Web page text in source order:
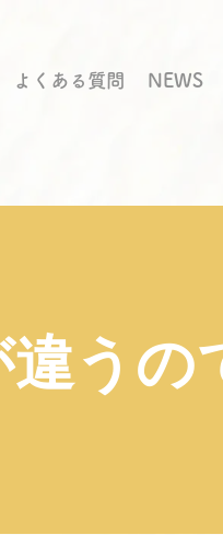
よくある質問 NEWS
うの